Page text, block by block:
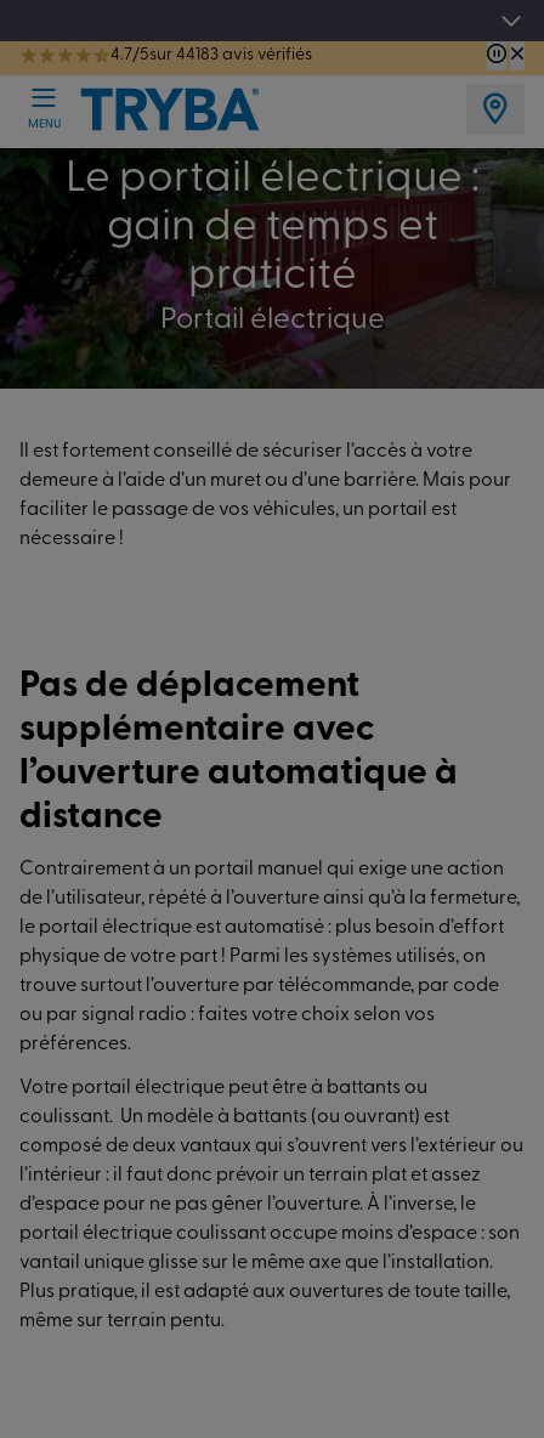
Les jours tentation : Jusqu'à -15% sur vos fenêtres, portes, volets et pergolas
4.7/5sur 44183 avis vérifiés
MENU
Le portail électrique :
gain de temps et
praticité
Portail électrique
Il est fortement conseillé de sécuriser l’accès à votre
demeure à l’aide d’un muret ou d’une barrière. Mais pour
faciliter le passage de vos véhicules, un portail est
nécessaire !
Pas de déplacement
supplémentaire avec
l’ouverture automatique à
distance
Contrairement à un portail manuel qui exige une action
de l’utilisateur, répété à l’ouverture ainsi qu’à la fermeture,
le portail électrique est automatisé : plus besoin d’effort
physique de votre part ! Parmi les systèmes utilisés, on
trouve surtout l’ouverture par télécommande, par code
ou par signal radio : faites votre choix selon vos
préférences.
Votre portail électrique peut être à battants ou
coulissant. Un modèle à battants (ou ouvrant) est
composé de deux vantaux qui s’ouvrent vers l’extérieur ou
l’intérieur : il faut donc prévoir un terrain plat et assez
d’espace pour ne pas gêner l’ouverture. À l’inverse, le
portail électrique coulissant occupe moins d’espace : son
vantail unique glisse sur le même axe que l’installation.
Plus pratique, il est adapté aux ouvertures de toute taille,
même sur terrain pentu.